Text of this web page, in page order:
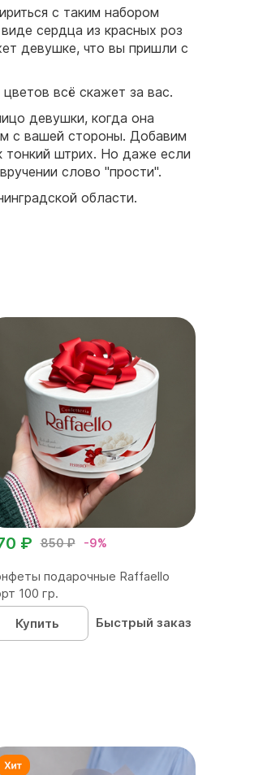
с таким набором
сердца из красных роз
девушке, что вы пришли с
всё скажет за вас.
девушки, когда она
с вашей стороны. Добавим
тонкий штрих. Но даже если
слово "прости".
области.
850 ₽ -9%
₽
подарочные Raffaello
100 гр.
Купить
Быстрый заказ